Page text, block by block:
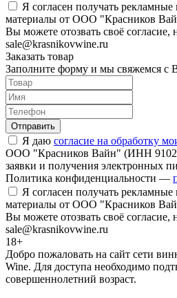
Я согласен получать
материалы от ООО "Красников
Вы можете отозвать своё согласие,
sale@krasnikovwine.ru
Заказать товар
Заполните форму и мы свяжемся с
Отправить
Я даю согласие на обработку
ООО "Красников Вайн" (ИНН
заявки и получения электронных
Политика конфиденциальности —
Я согласен получать
материалы от ООО "Красников
Вы можете отозвать своё согласие,
sale@krasnikovwine.ru
18+
Добро пожаловать на сайт сети
Wine. Для доступа необходимо
совершеннолетний возраст.